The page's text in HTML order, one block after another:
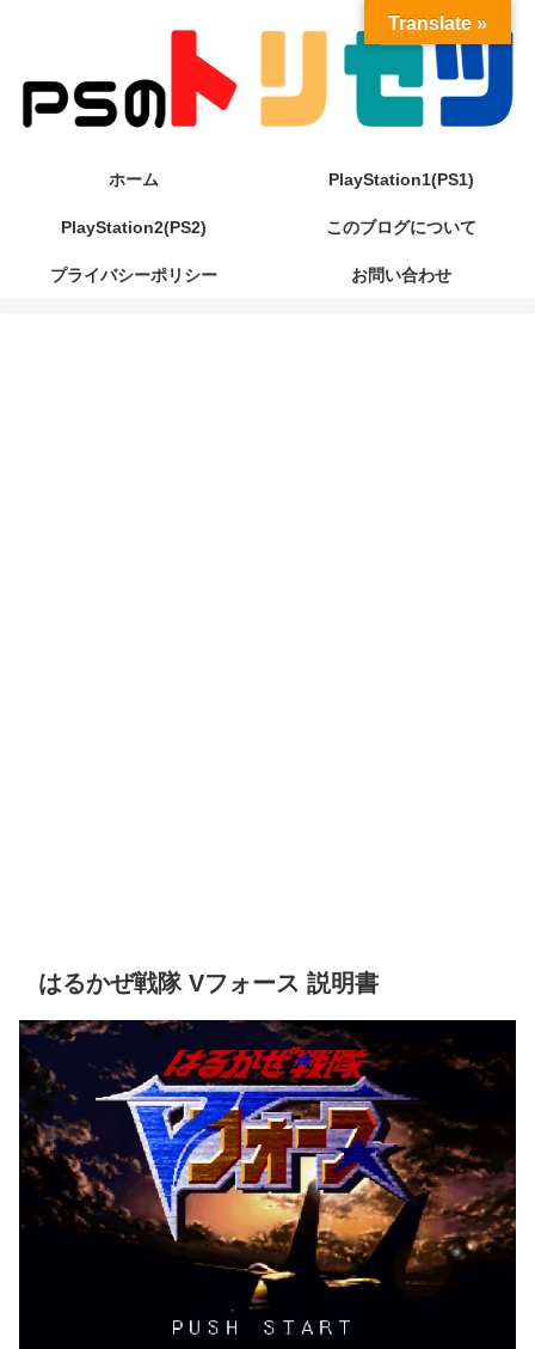
ホーム PlayStation1(PS1)
PlayStation2(PS2) このブログについて
プライバシーポリシー お問い合わせ
はるかぜ戦隊 Vフォース 説明書
Translate »